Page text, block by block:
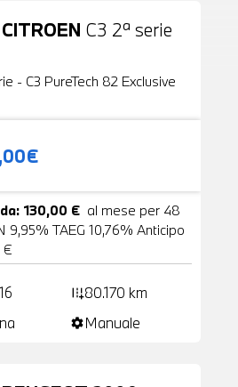
CITROEN C3 2ª serie
19 Foto
- C3 PureTech 82 Exclusive
130,00 € al mese per 48
9,95% TAEG 10,76% Anticipo
€
add_road80.170 km
settingsManuale